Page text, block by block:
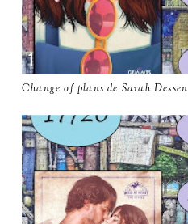
Change of plans de Sarah Dessen